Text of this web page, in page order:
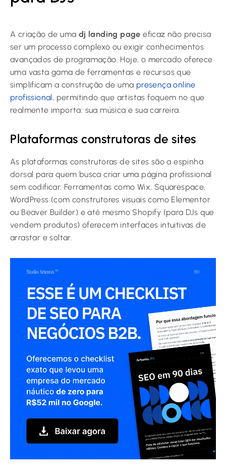
A criação de uma dj landing page eficaz não precisa
ser um processo complexo ou exigir conhecimentos
avançados de programação. Hoje, o mercado oferece
uma vasta gama de ferramentas e recursos que
simplificam a construção de uma presença online
profissional, permitindo que artistas foquem no que
realmente importa: sua música e sua carreira.
Plataformas construtoras de sites
As plataformas construtoras de sites são a espinha
dorsal para quem busca criar uma página profissional
sem codificar. Ferramentas como Wix, Squarespace,
WordPress (com construtores visuais como Elementor
ou Beaver Builder) e até mesmo Shopify (para DJs que
vendem produtos) oferecem interfaces intuitivas de
arrastar e soltar.